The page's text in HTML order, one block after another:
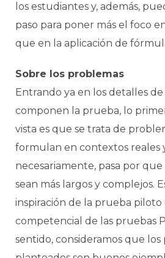
los estudiantes y, además,
paso para poner más el foco
que en la aplicación de
Sobre los problemas
Entrando ya en los detalles
componen la prueba, lo
vista es que se trata de
formulan en contextos reales
necesariamente, pasa por
sean más largos y complejos.
inspiración de la prueba
competencial de las pruebas
sentido, consideramos que